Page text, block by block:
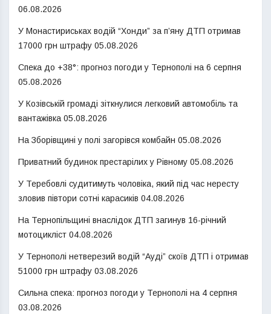
06.08.2026
У Монастириськах водій “Хонди” за п’яну ДТП отримав
17000 грн штрафу 05.08.2026
Спека до +38°: прогноз погоди у Тернополі на 6 серпня
05.08.2026
У Козівській громаді зіткнулися легковий автомобіль та
вантажівка 05.08.2026
На Зборівщині у полі загорівся комбайн 05.08.2026
Приватний будинок престарілих у Рівному 05.08.2026
У Теребовлі судитимуть чоловіка, який під час нересту
зловив півтори сотні карасиків 04.08.2026
На Тернопільщині внаслідок ДТП загинув 16-річний
мотоцикліст 04.08.2026
У Тернополі нетверезий водій “Ауді” скоїв ДТП і отримав
51000 грн штрафу 03.08.2026
Сильна спека: прогноз погоди у Тернополі на 4 серпня
03.08.2026